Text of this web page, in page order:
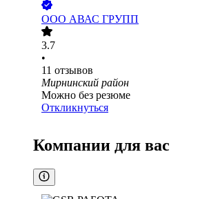
ООО АВАС ГРУПП
3.7
•
11 отзывов
Мирнинский район
Можно без резюме
Откликнуться
Компании для вас